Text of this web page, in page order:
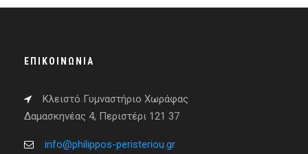
ΕΠΙΚΟΙΝΩΝΊΑ
Κλειστό Γυμναστήριο Χωράφας
Δαμασκηνέας 4, Περιστέρι 121 37
info@philippos-peristeriou.gr